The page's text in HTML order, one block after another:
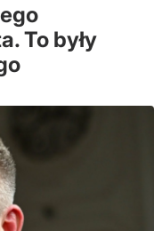
To były